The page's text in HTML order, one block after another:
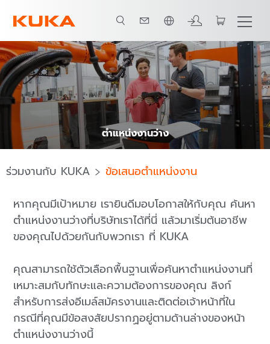
ภาษาไทย / Thai
ตำแหน่งงานว่าง
ร่วมงานกับ KUKA
ข้อเสนอตำแหน่งงาน
หากคุณมีเป้าหมาย เรายินดีมอบโอกาสให้กับคุณ ค้นหา
ตำแหน่งงานว่างที่บริษัทเราได้ที่นี่ แล้วมาเริ่มต้นอาชีพ
ของคุณไปด้วยกันกับพวกเรา ที่ KUKA
คุณสามารถใช้ตัวเลือกพื้นฐานเพื่อค้นหาตำแหน่งงานที่
เหมาะสมกับทักษะและความต้องการของคุณ ลิงก์
สำหรับการส่งอีเมล์สมัครงานและติดต่อเจ้าหน้าที่ใน
กรณีที่คุณมีข้อสงสัยปรากฏอยู่ตามด้านล่างของหน้า
ตำแหน่งงานว่างนี้